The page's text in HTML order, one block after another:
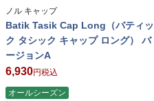
ノル キャップ
Batik Tasik Cap Long（バティッ
ク タシック キャップ ロング） バ
ージョンA
6,930 税込
オールシーズン